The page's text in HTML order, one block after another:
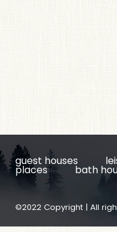
guest houses
places bath
©2022 Copyright | All